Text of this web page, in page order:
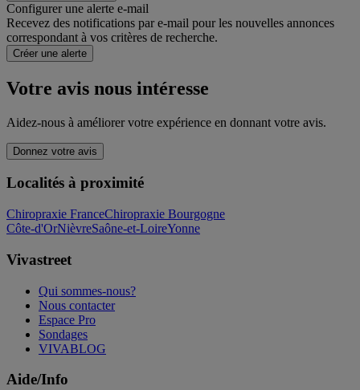
Configurer une alerte e-mail
Recevez des notifications par e-mail pour les nouvelles annonces
correspondant à vos critères de recherche.
Créer une alerte
Votre avis nous intéresse
Aidez-nous à améliorer votre expérience en donnant votre avis.
Donnez votre avis
Localités à proximité
Chiropraxie FranceChiropraxie Bourgogne
Côte-d'OrNièvreSaône-et-LoireYonne
Vivastreet
Qui sommes-nous?
Nous contacter
Espace Pro
Sondages
VIVABLOG
Aide/Info